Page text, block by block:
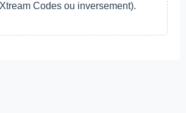
Codes ou inversement).